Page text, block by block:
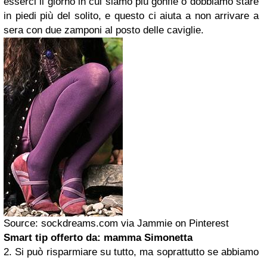
in piedi più del solito, e questo ci aiuta a non arrivare a
sera con due zamponi al posto delle caviglie.
Source: sockdreams.com via Jammie on Pinterest
Smart tip offerto da: mamma Simonetta
2. Si può risparmiare su tutto, ma soprattutto se abbiamo